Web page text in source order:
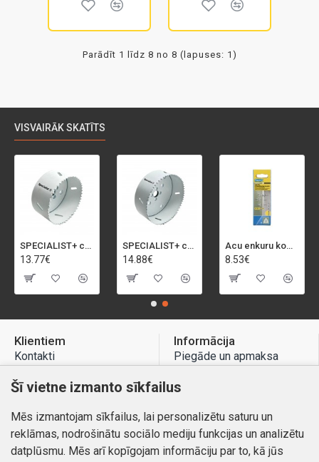
Parādīt 1 līdz 8 no 8 (lapuses: 1)
VISVAIRĀK SKATĪTS
SPECIALIST+ caurumu zāģis BI-METAL, 92 mm
13.77€
SPECIALIST+ caurumu zāģis BI-METAL, 98 mm
14.88€
Acu enkuru komplekts, 3-13 mm, Rapid, 12 gab.
8.53€
Klientiem
Kontakti
Preču atgriešana
Mans profils
Pasūtījumi
Informācija
Piegāde un apmaksa
Atteikuma tiesības
Kontakti
Šī vietne izmanto sīkfailus
Mēs izmantojam sīkfailus, lai personalizētu saturu un
reklāmas, nodrošinātu sociālo mediju funkcijas un analizētu
datplūsmu. Mēs arī kopīgojam informāciju par to, kā jūs